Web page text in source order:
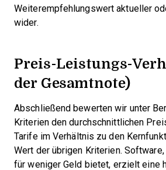
Weiterempfehlungswert aktueller
wider.
Preis-Leistungs-
der Gesamtnote)
Abschließend bewerten wir unter
Kriterien den durchschnittlichen
Tarife im Verhältnis zu den
Wert der übrigen Kriterien.
für weniger Geld bietet, erzielt eine